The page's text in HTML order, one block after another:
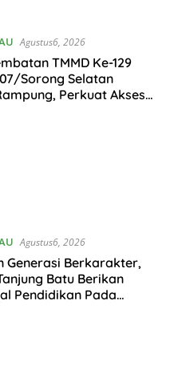
Agustus6, 2026
TMMD Ke-129
Sorong Selatan
Perkuat Akses
Agustus6, 2026
Generasi Berkarakter,
Batu Berikan
Pendidikan Pada